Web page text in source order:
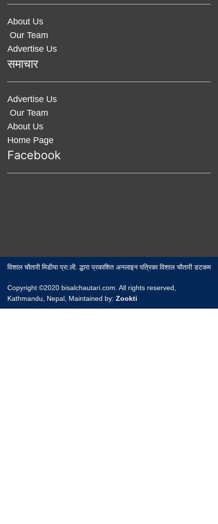
About Us
Our Team
Advertise Us
समाचार
Advertise Us
Our Team
About Us
Home Page
Facebook
विशाल चौतारी मिडीया प्रा.ली. द्धारा प्रकाशित अनलाइन पत्रिका विशाल चौतारी डटकम
Copyright ©2020 bisalchautari.com. All rights reserved,
Kathmandu, Nepal, Maintained by: Zookti